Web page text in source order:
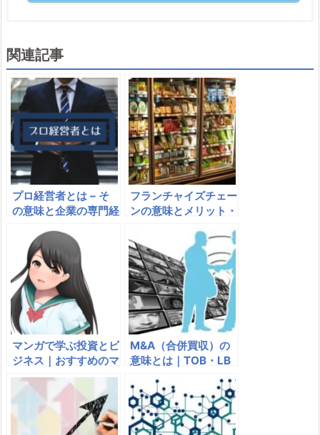
関連記事
プロ経営者とは – そ
の意味と企業の専門経
ナルド原田さん）
フランチャイズチェー
ンの意味とメリット・
リーチェーン・コーペ
ラティブチェーンとの
違いは
マンガで学ぶ投資とビ
ジネス｜おすすめのマ
ンガ・コミックは？
M&A（合併買収）の
意味とは｜TOB・LB
O・MBOというM&A
の３つの手法